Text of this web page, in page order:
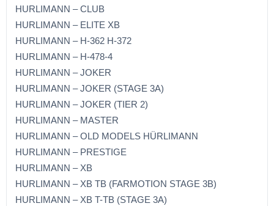
HURLIMANN – CLUB
HURLIMANN – ELITE XB
HURLIMANN – H-362 H-372
HURLIMANN – H-478-4
HURLIMANN – JOKER
HURLIMANN – JOKER (STAGE 3A)
HURLIMANN – JOKER (TIER 2)
HURLIMANN – MASTER
HURLIMANN – OLD MODELS HÜRLIMANN
HURLIMANN – PRESTIGE
HURLIMANN – XB
HURLIMANN – XB TB (FARMOTION STAGE 3B)
HURLIMANN – XB T-TB (STAGE 3A)